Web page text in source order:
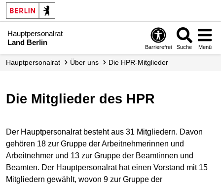
Hauptpersonalrat
Land Berlin
Barrierefrei Suche Menü
Hauptpersonalrat Über uns Die HPR-Mitglieder
Die Mitglieder des HPR
Der Hauptpersonalrat besteht aus 31 Mitgliedern. Davon
gehören 18 zur Gruppe der Arbeitnehmerinnen und
Arbeitnehmer und 13 zur Gruppe der Beamtinnen und
Beamten. Der Hauptpersonalrat hat einen Vorstand mit 15
Mitgliedern gewählt, wovon 9 zur Gruppe der